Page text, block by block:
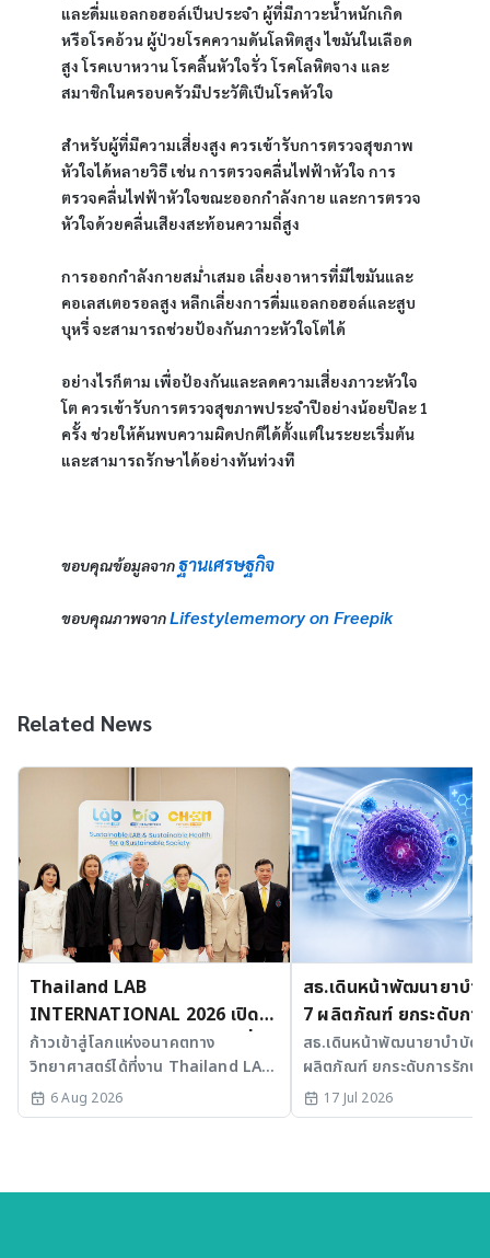
และดื่มแอลกอฮอล์เป็นประจำ ผู้ที่มีภาวะน้ำหนักเกิด
หรือโรคอ้วน ผู้ป่วยโรคความดันโลหิตสูง ไขมันในเลือด
สูง โรคเบาหวาน โรคลิ้นหัวใจรั่ว โรคโลหิตจาง และ
สมาชิกในครอบครัวมีประวัติเป็นโรคหัวใจ
สำหรับผู้ที่มีความเสี่ยงสูง ควรเข้ารับการตรวจสุขภาพ
หัวใจได้หลายวิธี เช่น การตรวจคลื่นไฟฟ้าหัวใจ การ
ตรวจคลื่นไฟฟ้าหัวใจขณะออกกำลังกาย และการตรวจ
หัวใจด้วยคลื่นเสียงสะท้อนความถี่สูง
การออกกำลังกายสม่ำเสมอ เลี่ยงอาหารที่มีไขมันและ
คอเลสเตอรอลสูง หลีกเลี่ยงการดื่มแอลกอฮอล์และสูบ
บุหรี่ จะสามารถช่วยป้องกันภาวะหัวใจโตได้
อย่างไรก็ตาม เพื่อป้องกันและลดความเสี่ยงภาวะหัวใจ
โต ควรเข้ารับการตรวจสุขภาพประจำปีอย่างน้อยปีละ 1
ครั้ง ช่วยให้ค้นพบความผิดปกติได้ตั้งแต่ในระยะเริ่มต้น
และสามารถรักษาได้อย่างทันท่วงที
ขอบคุณข้อมูลจาก ฐานเศรษฐกิจ
ขอบคุณภาพจาก Lifestylememory on Freepik
Related News
Thailand LAB
INTERNATIONAL 2026 เปิด
เวที AI รวม 3 งานใหญ่ ขับเคลื่อน
ไทยสู่ศูนย์กลางนวัตกรรมอาเซียน
ก้าวเข้าสู่โลกแห่งอนาคตทาง
วิทยาศาสตร์ได้ที่งาน Thailand LAB
INTERNATIONAL 2026
6 Aug 2026
สธ.เดินหน้าพัฒนายาบำ
7 ผลิตภัณฑ์ ยกระดับกา
มะเร็งและ SLE
สธ.เดินหน้าพัฒนายาบำบัด
ผลิตภัณฑ์ ยกระดับการรักษา
SLE พร้อมเร่ง Medical AI
ประเทศไทย
17 Jul 2026